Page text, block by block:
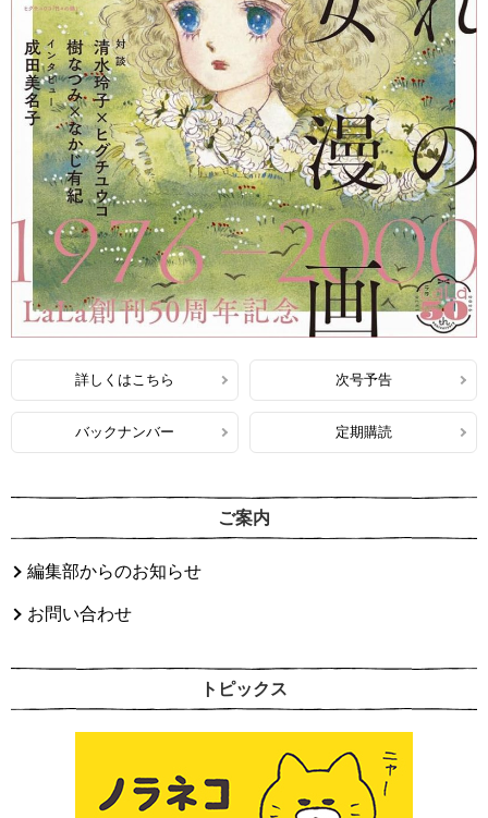
詳しくはこちら 次号予告
バックナンバー 定期購読
ご案内
編集部からのお知らせ
お問い合わせ
トピックス